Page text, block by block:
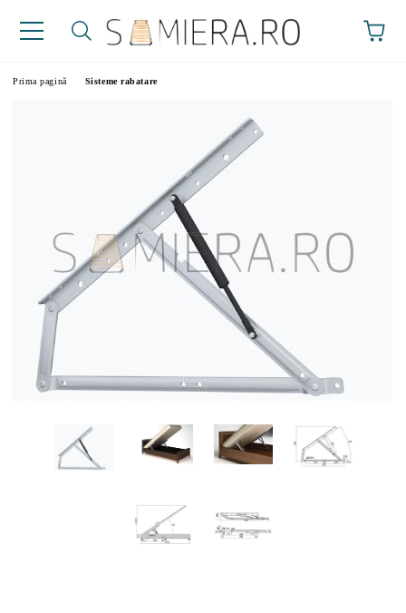
Prima pagină Sisteme rabatare